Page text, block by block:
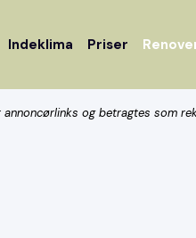
Indeklima Priser
og betragtes som